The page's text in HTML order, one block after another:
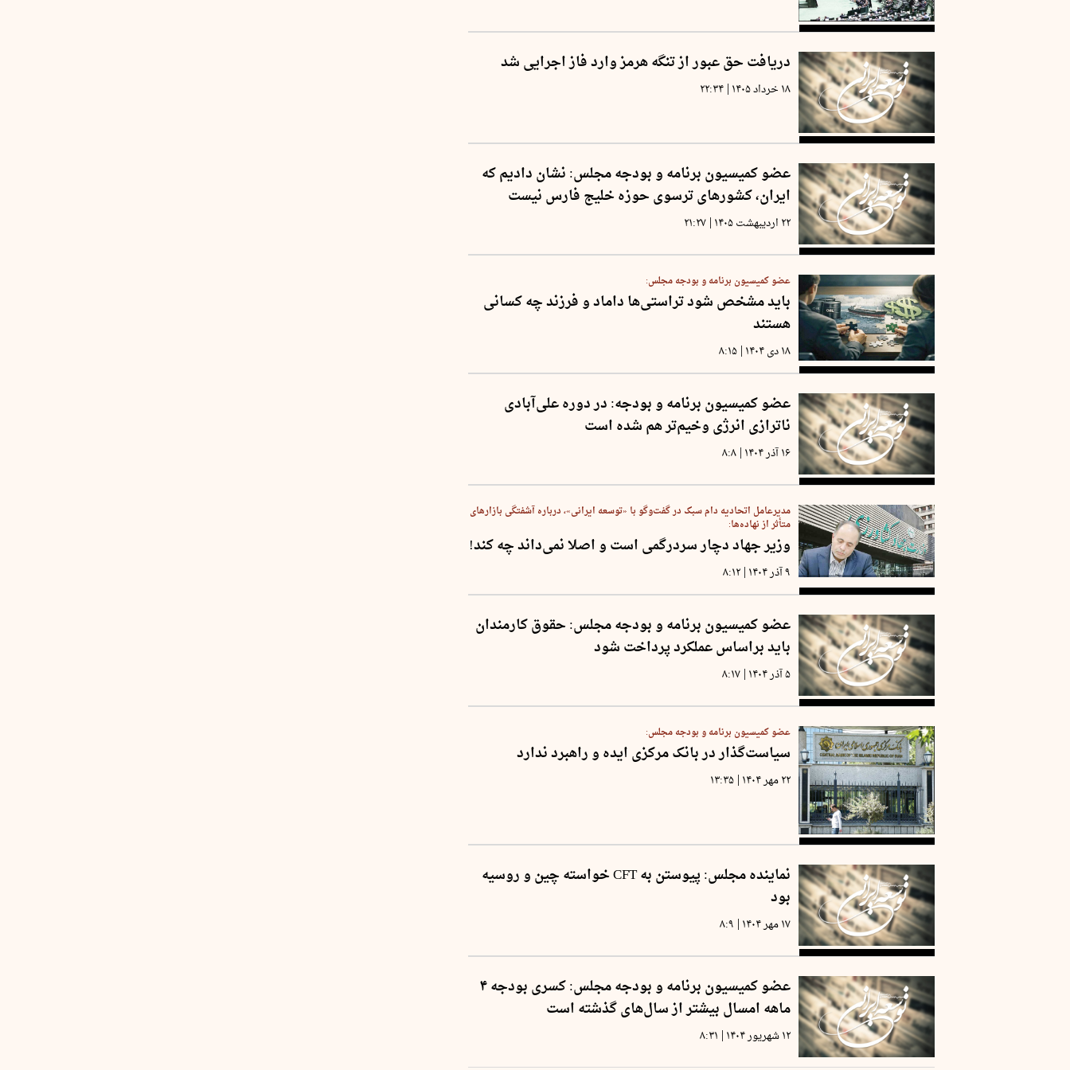
دریافت حق عبور از تنگه هرمز وارد فاز اجرایی شد
۱۸ خرداد ۱۴۰۵ | ۲۲:۳۴
عضو کمیسیون برنامه و بودجه مجلس: نشان دادیم که
ایران، کشورهای ترسوی حوزه خلیج فارس نیست
۲۲ اردیبهشت ۱۴۰۵ | ۲۱:۲۷
عضو کمیسیون برنامه و بودجه مجلس:
باید مشخص شود تراستی‌ها داماد و فرزند چه کسانی
هستند
۱۸ دی ۱۴۰۴ | ۸:۱۵
عضو کمیسیون برنامه و بودجه: در دوره علی‌آبادی
ناترازی انرژی وخیم‌تر هم شده است
۱۶ آذر ۱۴۰۴ | ۸:۸
مدیرعامل اتحادیه دام سبک در گفت‌وگو با «توسعه ایرانی»، درباره آشفتگی بازارهای
متأثر از نهاده‌ها:
وزیر جهاد دچار سردرگمی است و اصلا نمی‌داند چه کند!
۹ آذر ۱۴۰۴ | ۸:۱۲
عضو کمیسیون برنامه و بودجه مجلس: حقوق کارمندان
باید براساس عملکرد پرداخت شود
۵ آذر ۱۴۰۴ | ۸:۱۷
عضو کمیسیون برنامه و بودجه مجلس:
سیاست‌گذار در بانک مرکزی ایده و راهبرد ندارد
۲۲ مهر ۱۴۰۴ | ۱۳:۳۵
نماینده مجلس: پیوستن به CFT خواسته چین و روسیه
بود
۱۷ مهر ۱۴۰۴ | ۸:۹
عضو کمیسیون برنامه و بودجه مجلس: کسری بودجه ۴
ماهه امسال بیشتر از سال‌های گذشته است
۱۲ شهریور ۱۴۰۴ | ۸:۳۱